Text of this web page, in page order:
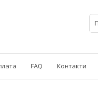
FAQ Контакти